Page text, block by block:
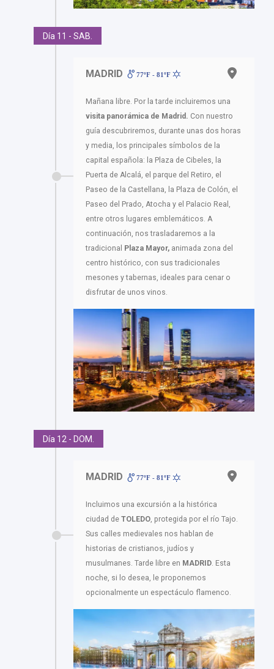
Día 11 - SAB.
MADRID 77ºF - 81ºF
Mañana libre. Por la tarde incluiremos una
visita panorámica de Madrid. Con nuestro
guía descubriremos, durante unas dos horas
y media, los principales símbolos de la
capital española: la Plaza de Cibeles, la
Puerta de Alcalá, el parque del Retiro, el
Paseo de la Castellana, la Plaza de Colón, el
Paseo del Prado, Atocha y el Palacio Real,
entre otros lugares emblemáticos. A
continuación, nos trasladaremos a la
tradicional Plaza Mayor, animada zona del
centro histórico, con sus tradicionales
mesones y tabernas, ideales para cenar o
disfrutar de unos vinos.
Día 12 - DOM.
MADRID 77ºF - 81ºF
Incluimos una excursión a la histórica
ciudad de TOLEDO , protegida por el río Tajo.
Sus calles medievales nos hablan de
historias de cristianos, judíos y
musulmanes. Tarde libre en MADRID . Esta
noche, si lo desea, le proponemos
opcionalmente un espectáculo flamenco.